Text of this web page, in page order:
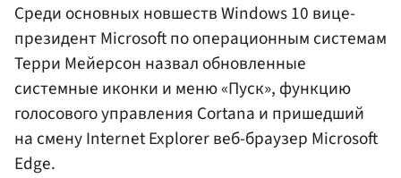
Среди основных новшеств Windows 10 вице-
президент Microsoft по операционным системам
Терри Мейерсон назвал обновленные
системные иконки и меню «Пуск», функцию
голосового управления Cortana и пришедший
на смену Internet Explorer веб-браузер Microsoft
Edge.